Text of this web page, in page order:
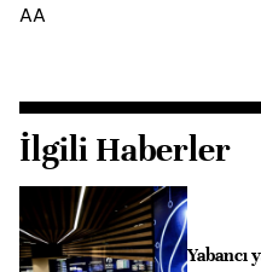
AA
İlgili Haberler
Yabancı